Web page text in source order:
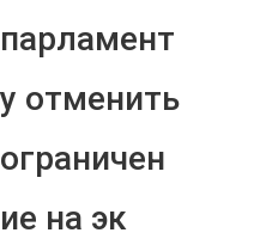
парламент
у отменить
ограничен
ие на эк